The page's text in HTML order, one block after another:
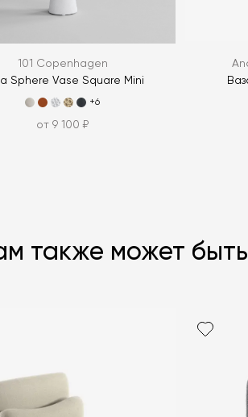
101 Copenhagen
Sphere Vase Square Mini
+6
от 9 100 ₽
также может